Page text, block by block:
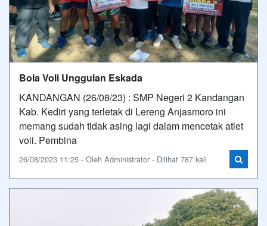
Bola Voli Unggulan Eskada
KANDANGAN (26/08/23) : SMP Negeri 2 Kandangan
Kab. Kediri yang terletak di Lereng Anjasmoro ini
memang sudah tidak asing lagi dalam mencetak atlet
voli. Pembina
26/08/2023 11:25 - Oleh Administrator - Dilihat 787 kali